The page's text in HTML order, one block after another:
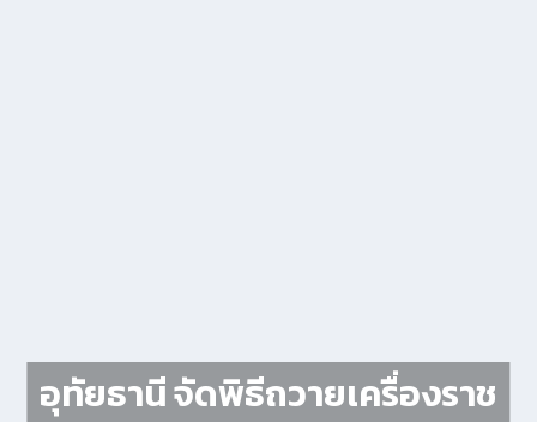
อุทัยธานี จัดพิธีถวายเครื่องราช